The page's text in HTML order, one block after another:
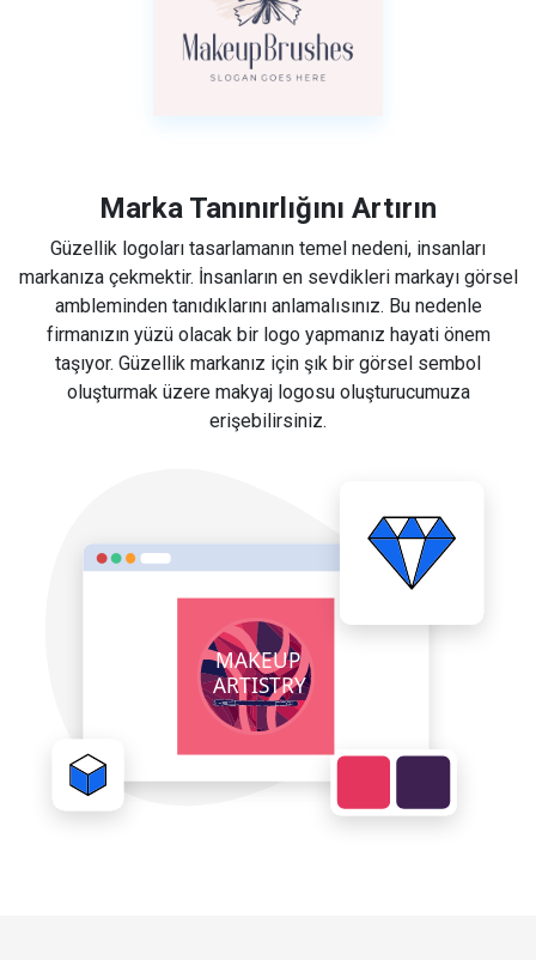
Marka Tanınırlığını Artırın
Güzellik logoları tasarlamanın temel nedeni, insanları
markanıza çekmektir. İnsanların en sevdikleri markayı görsel
ambleminden tanıdıklarını anlamalısınız. Bu nedenle
firmanızın yüzü olacak bir logo yapmanız hayati önem
taşıyor. Güzellik markanız için şık bir görsel sembol
oluşturmak üzere makyaj logosu oluşturucumuza
erişebilirsiniz.